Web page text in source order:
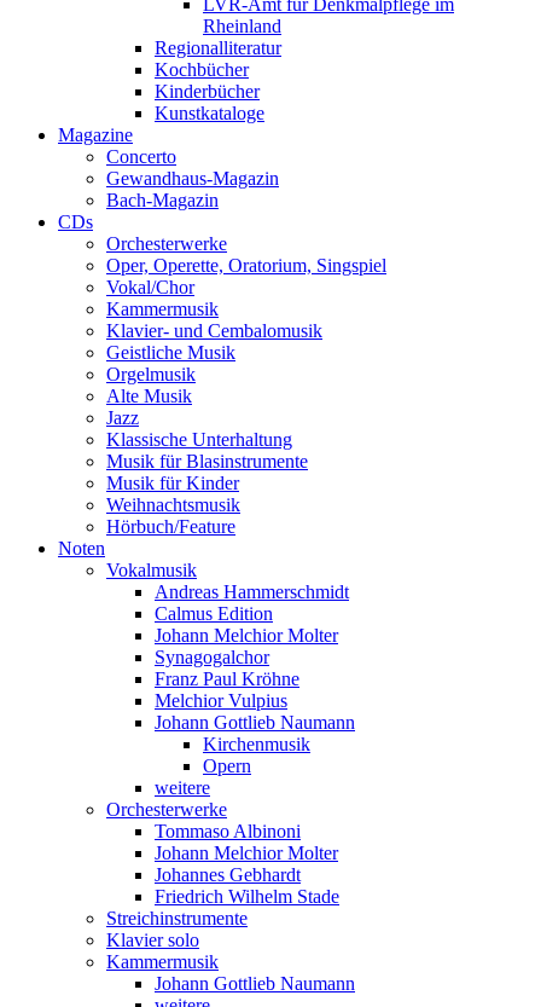
LVR-Amt für Denkmalpflege im
Rheinland
Regionalliteratur
Kochbücher
Kinderbücher
Kunstkataloge
Magazine
Concerto
Gewandhaus-Magazin
Bach-Magazin
CDs
Orchesterwerke
Oper, Operette, Oratorium, Singspiel
Vokal/Chor
Kammermusik
Klavier- und Cembalomusik
Geistliche Musik
Orgelmusik
Alte Musik
Jazz
Klassische Unterhaltung
Musik für Blasinstrumente
Musik für Kinder
Weihnachtsmusik
Hörbuch/Feature
Noten
Vokalmusik
Andreas Hammerschmidt
Calmus Edition
Johann Melchior Molter
Synagogalchor
Franz Paul Kröhne
Melchior Vulpius
Johann Gottlieb Naumann
Kirchenmusik
Opern
weitere
Orchesterwerke
Tommaso Albinoni
Johann Melchior Molter
Johannes Gebhardt
Friedrich Wilhelm Stade
Streichinstrumente
Klavier solo
Kammermusik
Johann Gottlieb Naumann